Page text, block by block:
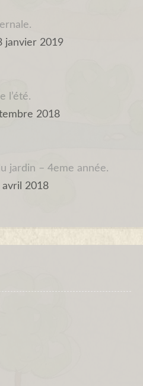
janvier 2019
l’été.
2018
jardin – 4eme année.
2018